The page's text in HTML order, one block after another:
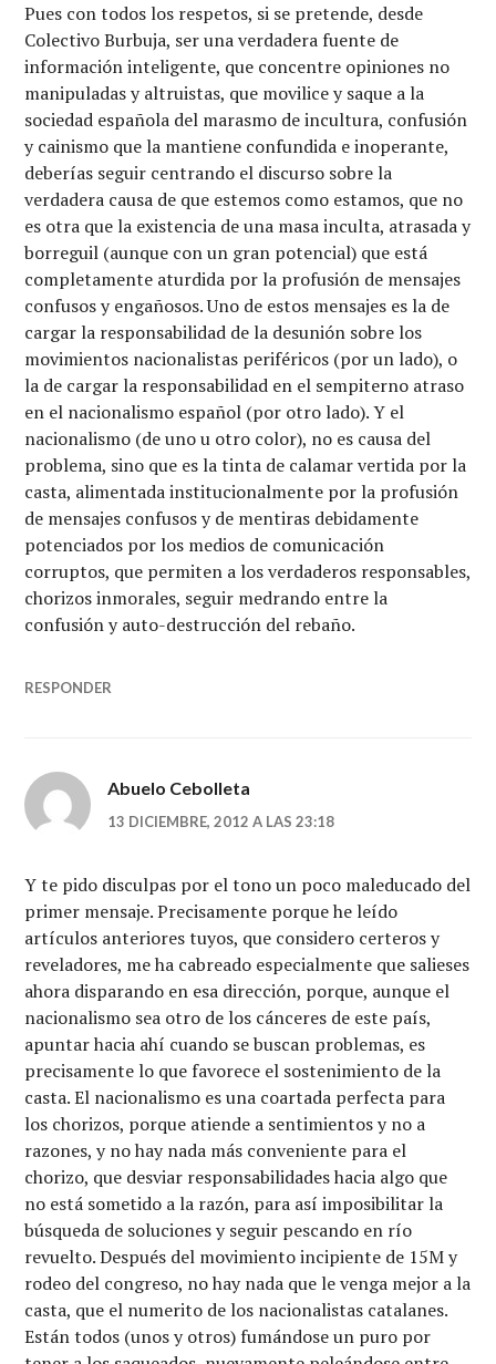
Pues con todos los respetos, si se pretende, desde
Colectivo Burbuja, ser una verdadera fuente de
información inteligente, que concentre opiniones no
manipuladas y altruistas, que movilice y saque a la
sociedad española del marasmo de incultura, confusión
y cainismo que la mantiene confundida e inoperante,
deberías seguir centrando el discurso sobre la
verdadera causa de que estemos como estamos, que no
es otra que la existencia de una masa inculta, atrasada y
borreguil (aunque con un gran potencial) que está
completamente aturdida por la profusión de mensajes
confusos y engañosos. Uno de estos mensajes es la de
cargar la responsabilidad de la desunión sobre los
movimientos nacionalistas periféricos (por un lado), o
la de cargar la responsabilidad en el sempiterno atraso
en el nacionalismo español (por otro lado). Y el
nacionalismo (de uno u otro color), no es causa del
problema, sino que es la tinta de calamar vertida por la
casta, alimentada institucionalmente por la profusión
de mensajes confusos y de mentiras debidamente
potenciados por los medios de comunicación
corruptos, que permiten a los verdaderos responsables,
chorizos inmorales, seguir medrando entre la
confusión y auto-destrucción del rebaño.
RESPONDER
Abuelo Cebolleta
13 DICIEMBRE, 2012 A LAS 23:18
Y te pido disculpas por el tono un poco maleducado del
primer mensaje. Precisamente porque he leído
artículos anteriores tuyos, que considero certeros y
reveladores, me ha cabreado especialmente que salieses
ahora disparando en esa dirección, porque, aunque el
nacionalismo sea otro de los cánceres de este país,
apuntar hacia ahí cuando se buscan problemas, es
precisamente lo que favorece el sostenimiento de la
casta. El nacionalismo es una coartada perfecta para
los chorizos, porque atiende a sentimientos y no a
razones, y no hay nada más conveniente para el
chorizo, que desviar responsabilidades hacia algo que
no está sometido a la razón, para así imposibilitar la
búsqueda de soluciones y seguir pescando en río
revuelto. Después del movimiento incipiente de 15M y
rodeo del congreso, no hay nada que le venga mejor a la
casta, que el numerito de los nacionalistas catalanes.
Están todos (unos y otros) fumándose un puro por